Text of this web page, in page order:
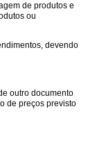
de produtos e
ou
devendo
outro documento
de preços previsto